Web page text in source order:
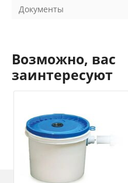
Документы
Возможно, вас
заинтересуют